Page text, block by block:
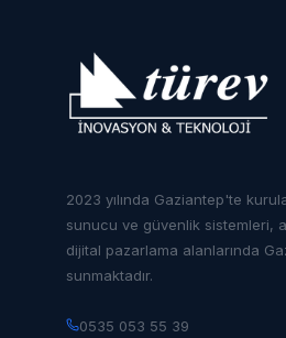
2023 yılında Gaziantep'te
sunucu ve güvenlik sistemleri,
dijital pazarlama alanlarında
sunmaktadır.
0535 053 55 39